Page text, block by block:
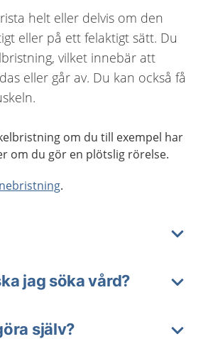
helt eller delvis om den
eller på ett felaktigt sätt. Du
vilket innebär att
eller går av. Du kan också få
om du till exempel har
om du gör en plötslig rörelse.
.
jag söka vård?
själv?